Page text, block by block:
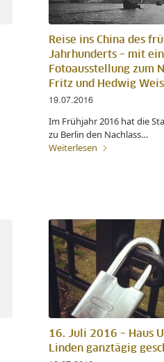
Reise ins China des
Jahrhunderts – mit
Fotoausstellung zum
Fritz und Hedwig
19.07.2016
Im Frühjahr 2016 hat die
zu Berlin den Nachlass…
Weiterlesen
16. Juli 2016 – Haus
Linden ganztägig